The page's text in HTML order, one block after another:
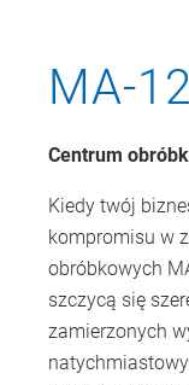
MA-
Centrum
Kiedy twój
kompromisu w
obróbkowych
szczycą się
zamierzonych